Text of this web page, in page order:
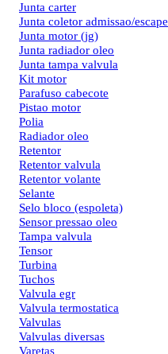
Junta carter
Junta coletor admissao/escape
Junta motor (jg)
Junta radiador oleo
Junta tampa valvula
Kit motor
Parafuso cabecote
Pistao motor
Polia
Radiador oleo
Retentor
Retentor valvula
Retentor volante
Selante
Selo bloco (espoleta)
Sensor pressao oleo
Tampa valvula
Tensor
Turbina
Tuchos
Valvula egr
Valvula termostatica
Valvulas
Valvulas diversas
Varetas